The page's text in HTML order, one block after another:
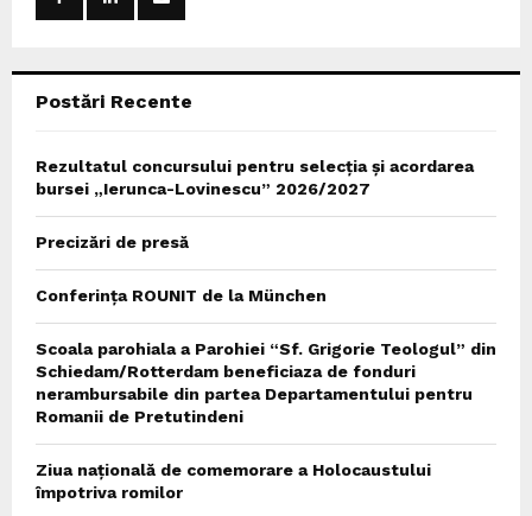
Postări Recente
Rezultatul concursului pentru selecția și acordarea
bursei „Ierunca-Lovinescu” 2026/2027
Precizări de presă
Conferința ROUNIT de la München
Scoala parohiala a Parohiei “Sf. Grigorie Teologul” din
Schiedam/Rotterdam beneficiaza de fonduri
nerambursabile din partea Departamentului pentru
Romanii de Pretutindeni
Ziua națională de comemorare a Holocaustului
împotriva romilor